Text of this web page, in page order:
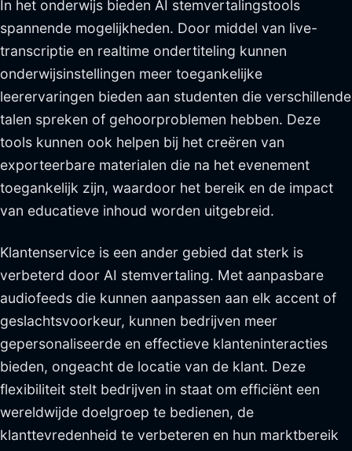
In het onderwijs bieden AI stemvertalingstools
spannende mogelijkheden. Door middel van live-
transcriptie en realtime ondertiteling kunnen
onderwijsinstellingen meer toegankelijke
leerervaringen bieden aan studenten die verschillende
talen spreken of gehoorproblemen hebben. Deze
tools kunnen ook helpen bij het creëren van
exporteerbare materialen die na het evenement
toegankelijk zijn, waardoor het bereik en de impact
van educatieve inhoud worden uitgebreid.
Klantenservice is een ander gebied dat sterk is
verbeterd door AI stemvertaling. Met aanpasbare
audiofeeds die kunnen aanpassen aan elk accent of
geslachtsvoorkeur, kunnen bedrijven meer
gepersonaliseerde en effectieve klanteninteracties
bieden, ongeacht de locatie van de klant. Deze
flexibiliteit stelt bedrijven in staat om efficiënt een
wereldwijde doelgroep te bedienen, de
klanttevredenheid te verbeteren en hun marktbereik